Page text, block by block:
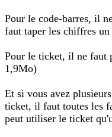
Pour le code-barres, il
faut taper les chiffres un
Pour le ticket, il ne faut
1,9Mo)
Et si vous avez
ticket, il faut toutes les
peut utiliser le ticket